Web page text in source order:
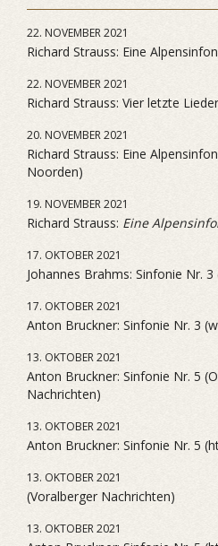
22. NOVEMBER 2021
Richard Strauss: Eine
22. NOVEMBER 2021
Richard Strauss: Vier letzte
20. NOVEMBER 2021
Richard Strauss: Eine
Noorden)
19. NOVEMBER 2021
Richard Strauss: Eine
17. OKTOBER 2021
Johannes Brahms: Sinfonie Nr.
17. OKTOBER 2021
Anton Bruckner: Sinfonie Nr. 3
13. OKTOBER 2021
Anton Bruckner: Sinfonie Nr. 5
Nachrichten)
13. OKTOBER 2021
Anton Bruckner: Sinfonie Nr. 5
13. OKTOBER 2021
(Voralberger Nachrichten)
13. OKTOBER 2021